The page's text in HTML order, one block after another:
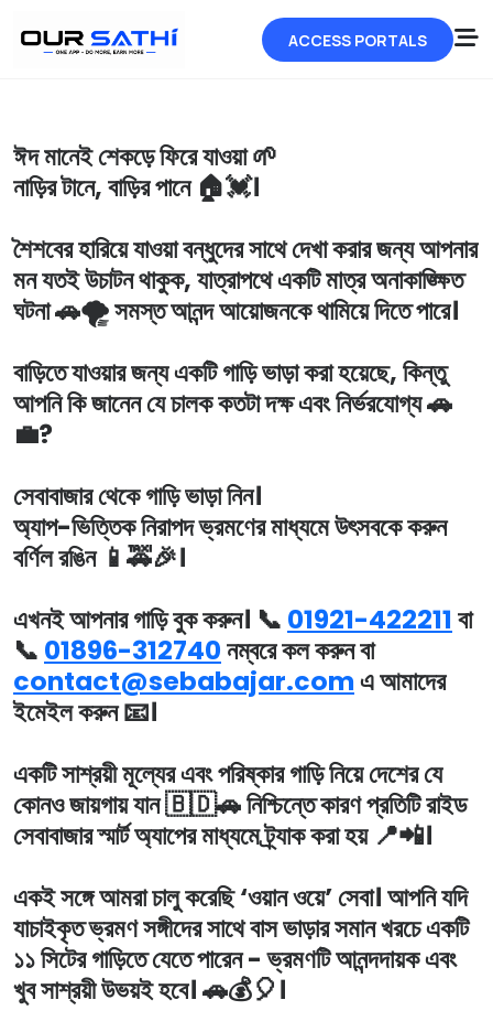
ACCESS PORTALS
ঈদ মানেই শেকড়ে ফিরে যাওয়া 🌱
নাড়ির টানে, বাড়ির পানে 🏠💓।
শৈশবের হারিয়ে যাওয়া বন্ধুদের সাথে দেখা করার জন্য আপনার
মন যতই উচাটন থাকুক, যাত্রাপথে একটি মাত্র অনাকাঙ্ক্ষিত
ঘটনা 🚗🌪️ সমস্ত আনন্দ আয়োজনকে থামিয়ে দিতে পারে।
বাড়িতে যাওয়ার জন্য একটি গাড়ি ভাড়া করা হয়েছে, কিন্তু
আপনি কি জানেন যে চালক কতটা দক্ষ এবং নির্ভরযোগ্য 🚗
💼?
সেবাবাজার থেকে গাড়ি ভাড়া নিন।
অ্যাপ-ভিত্তিক নিরাপদ ভ্রমণের মাধ্যমে উৎসবকে করুন
বর্ণিল রঙিন 📱🚕🎉।
এখনই আপনার গাড়ি বুক করুন। 📞 01921-422211 বা
📞 01896-312740নম্বরে কল করুন বা
contact@sebabajar.comএ আমাদের
ইমেইল করুন 📧।
একটি সাশ্রয়ী মূল্যের এবং পরিষ্কার গাড়ি নিয়ে দেশের যে
কোনও জায়গায় যান 🇧🇩🚗 নিশ্চিন্তে কারণ প্রতিটি রাইড
সেবাবাজার স্মার্ট অ্যাপের মাধ্যমে ট্র্যাক করা হয় 📍📲।
একই সঙ্গে আমরা চালু করেছি ‘ওয়ান ওয়ে’ সেবা। আপনি যদি
যাচাইকৃত ভ্রমণ সঙ্গীদের সাথে বাস ভাড়ার সমান খরচে একটি
১১ সিটের গাড়িতে যেতে পারেন - ভ্রমণটি আনন্দদায়ক এবং
খুব সাশ্রয়ী উভয়ই হবে। 🚗💰🎈।